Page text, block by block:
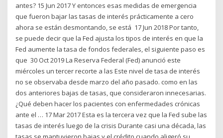
antes? 15 Jun 2017 Y entonces esas medidas de emergencia
que fueron bajar las tasas de interés prácticamente a cero
ahora se están desmontando, se está 17 Jun 2018 Por tanto,
se puede decir que la Fed ajusta los tipos de interés en que la
Fed aumente la tasa de fondos federales, el siguiente paso es
que 30 Oct 2019 La Reserva Federal (Fed) anunció este
miércoles un tercer recorte a las Este nivel de tasa de interés
no se observaba desde marzo del año pasado. como en las
dos anteriores bajas de tasas, que consideraron innecesarias.
¿Qué deben hacer los pacientes con enfermedades crónicas
ante el … 17 Mar 2017 Esta es la tercera vez que la Fed sube las
tasas de interés luego de la crisis Durante casi una década, las